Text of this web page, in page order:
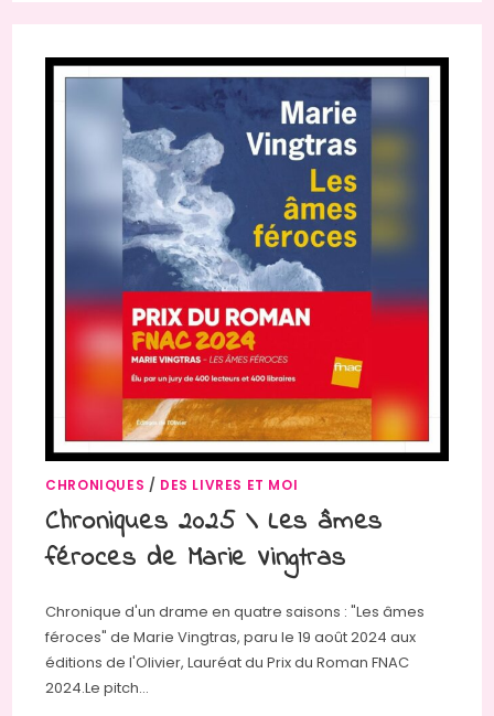
CHRONIQUES / DES LIVRES ET MOI
Chroniques 2025 \ Les âmes
féroces de Marie Vingtras
Chronique d'un drame en quatre saisons : "Les âmes
féroces" de Marie Vingtras, paru le 19 août 2024 aux
éditions de l'Olivier, Lauréat du Prix du Roman FNAC
2024.Le pitch…